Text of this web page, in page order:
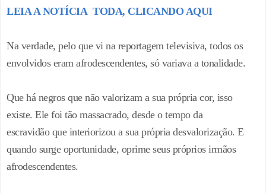
LEIA A NOTÍCIA TODA, CLICANDO AQUI
Na verdade, pelo que vi na reportagem televisiva, todos os
envolvidos eram afrodescendentes, só variava a tonalidade.
Que há negros que não valorizam a sua própria cor, isso
existe. Ele foi tão massacrado, desde o tempo da
escravidão que interiorizou a sua própria desvalorização. E
quando surge oportunidade, oprime seus próprios irmãos
afrodescendentes.